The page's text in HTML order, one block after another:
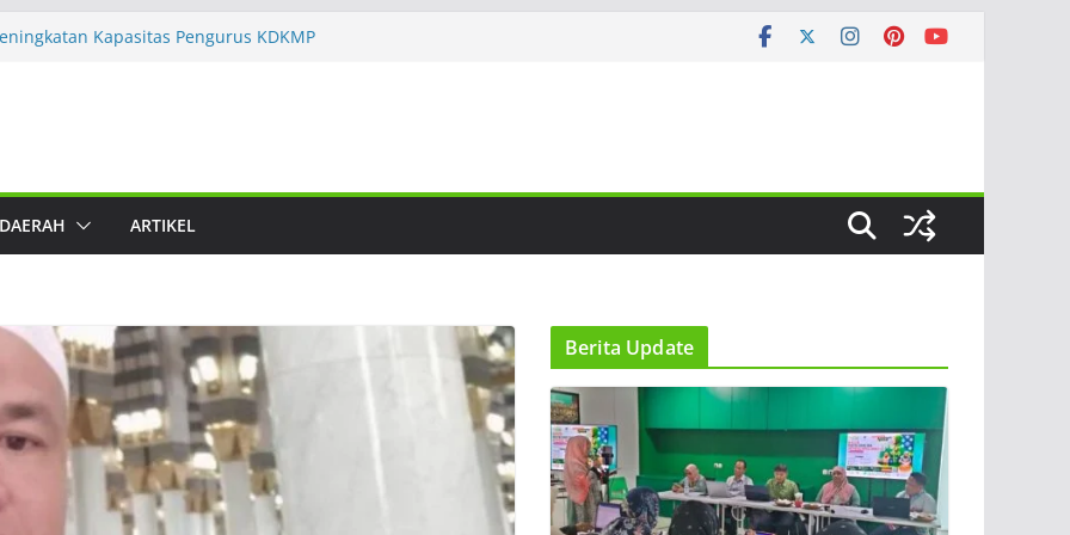
Kapasitas Pengurus KDKMP
Digitalisasi dan Artificial
Lingkungan Hidup, Zakat, dan
Keuangan Syariah Lebih Tahan Krisis
202 Trainer ke 60 Satuan
ARTIKEL
Berita Update